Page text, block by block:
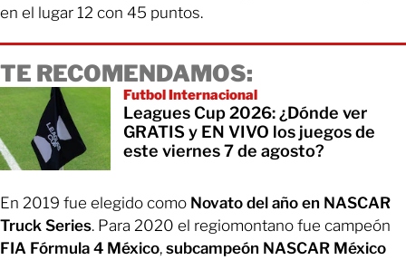
en el lugar 12 con 45 puntos.
TE RECOMENDAMOS:
Futbol Internacional
Leagues Cup 2026: ¿Dónde ver
GRATIS y EN VIVO los juegos de
este viernes 7 de agosto?
En 2019 fue elegido como Novato del año en NASCAR
Truck Series. Para 2020 el regiomontano fue campeón
FIA Fórmula 4 México, subcampeón NASCAR México